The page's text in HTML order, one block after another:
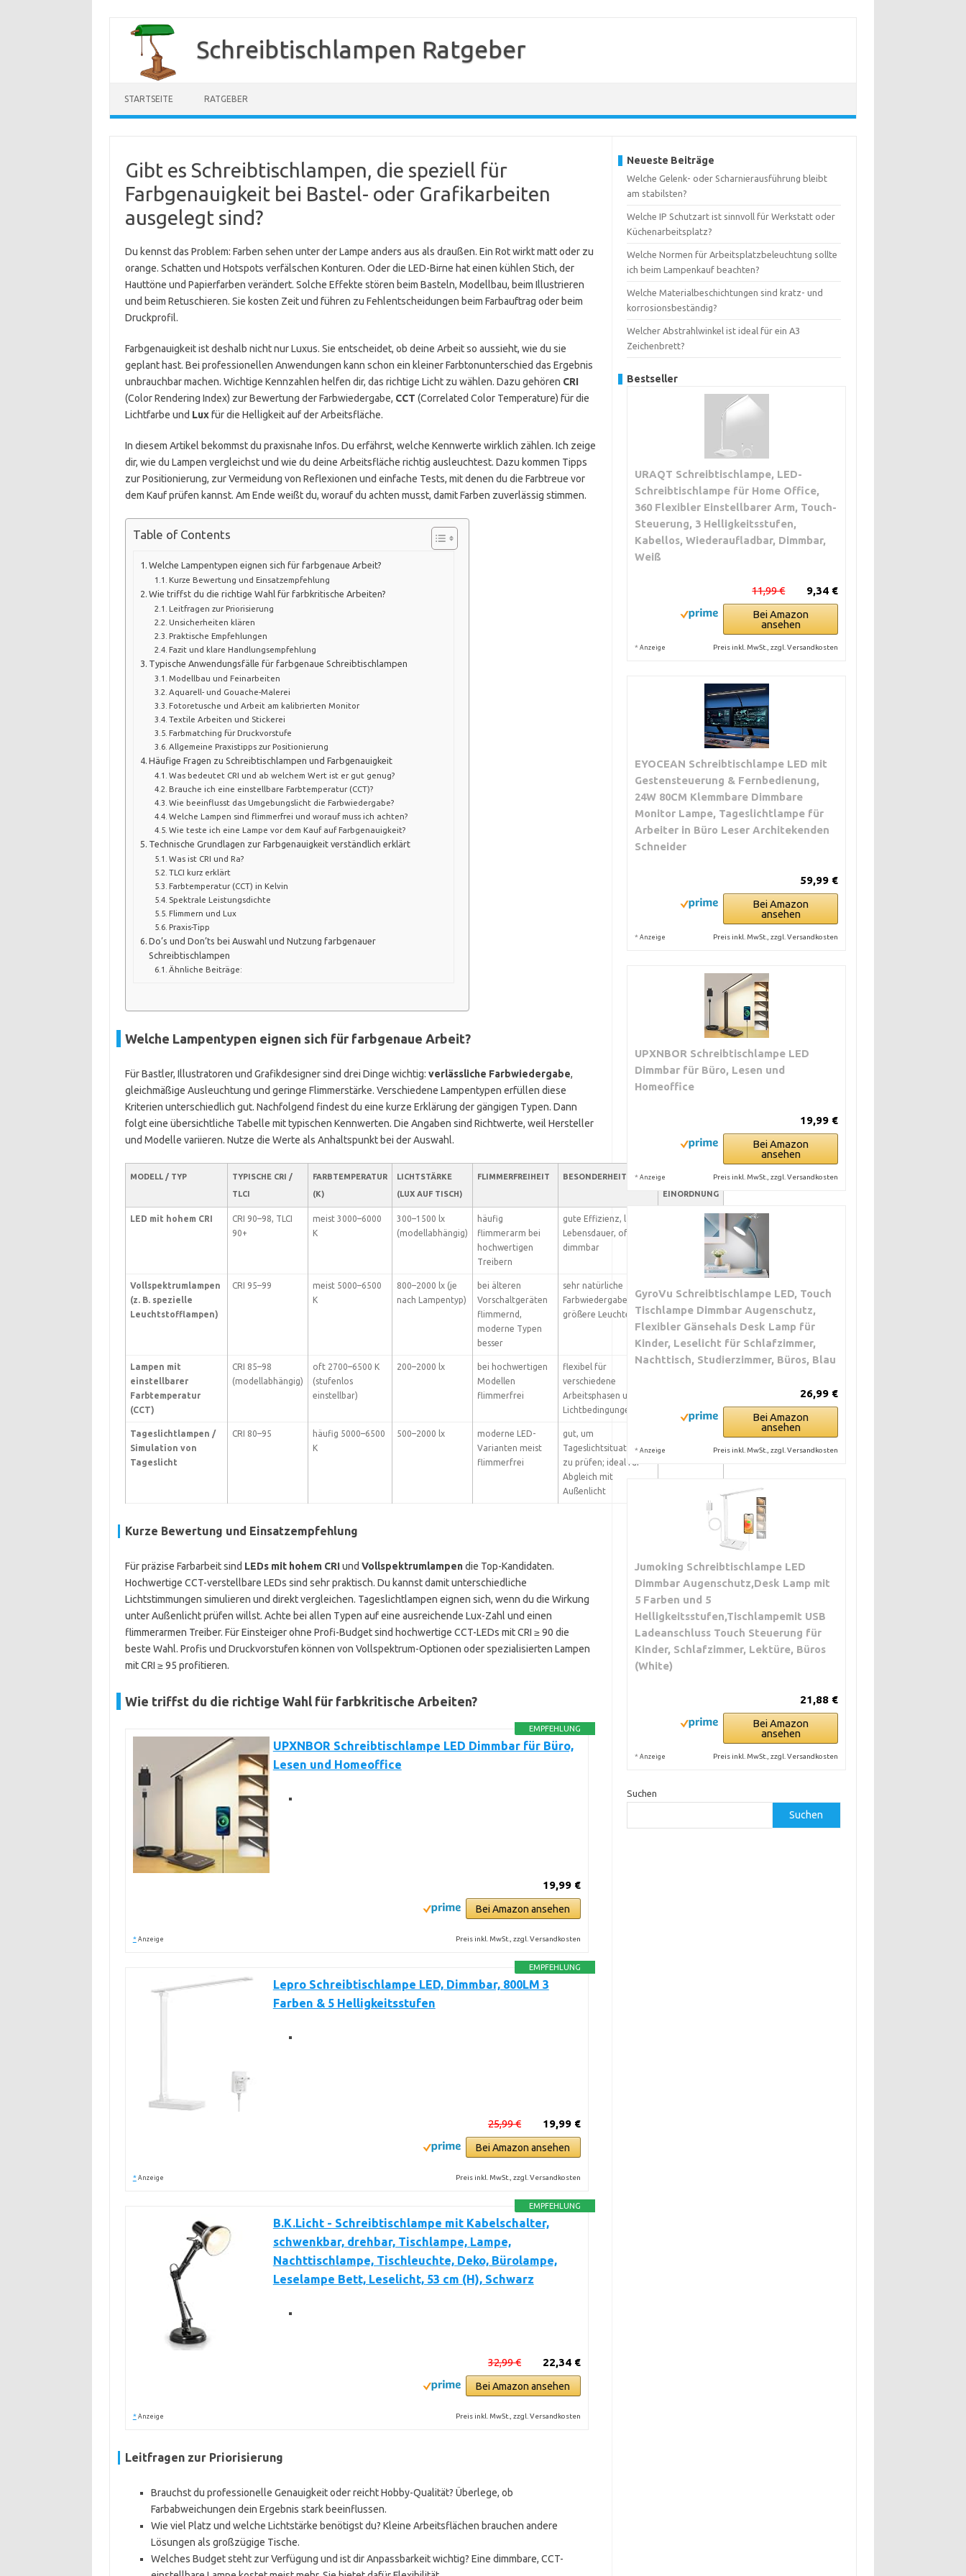
Inhalt
Schreibtischlampen Ratgeber
STARTSEITE RATGEBER
Gibt es Schreibtischlampen, die speziell für
Farbgenauigkeit bei Bastel- oder Grafikarbeiten
ausgelegt sind?
Du kennst das Problem: Farben sehen unter der Lampe anders aus als draußen. Ein Rot wirkt matt oder zu
orange. Schatten und Hotspots verfälschen Konturen. Oder die LED-Birne hat einen kühlen Stich, der
Hauttöne und Papierfarben verändert. Solche Effekte stören beim Basteln, Modellbau, beim Illustrieren
und beim Retuschieren. Sie kosten Zeit und führen zu Fehlentscheidungen beim Farbauftrag oder beim
Druckprofil.
Farbgenauigkeit ist deshalb nicht nur Luxus. Sie entscheidet, ob deine Arbeit so aussieht, wie du sie
geplant hast. Bei professionellen Anwendungen kann schon ein kleiner Farbtonunterschied das Ergebnis
unbrauchbar machen. Wichtige Kennzahlen helfen dir, das richtige Licht zu wählen. Dazu gehören CRI
(Color Rendering Index) zur Bewertung der Farbwiedergabe, CCT (Correlated Color Temperature) für die
Lichtfarbe und Luxfür die Helligkeit auf der Arbeitsfläche.
In diesem Artikel bekommst du praxisnahe Infos. Du erfährst, welche Kennwerte wirklich zählen. Ich zeige
dir, wie du Lampen vergleichst und wie du deine Arbeitsfläche richtig ausleuchtest. Dazu kommen Tipps
zur Positionierung, zur Vermeidung von Reflexionen und einfache Tests, mit denen du die Farbtreue vor
dem Kauf prüfen kannst. Am Ende weißt du, worauf du achten musst, damit Farben zuverlässig stimmen.
Table of Contents
Welche Lampentypen eignen sich für farbgenaue Arbeit?
Kurze Bewertung und Einsatzempfehlung
Wie triffst du die richtige Wahl für farbkritische Arbeiten?
Leitfragen zur Priorisierung
Unsicherheiten klären
Praktische Empfehlungen
Fazit und klare Handlungsempfehlung
Typische Anwendungsfälle für farbgenaue Schreibtischlampen
Modellbau und Feinarbeiten
Aquarell- und Gouache-Malerei
Fotoretusche und Arbeit am kalibrierten Monitor
Textile Arbeiten und Stickerei
Farbmatching für Druckvorstufe
Allgemeine Praxistipps zur Positionierung
Häufige Fragen zu Schreibtischlampen und Farbgenauigkeit
Was bedeutet CRI und ab welchem Wert ist er gut genug?
Brauche ich eine einstellbare Farbtemperatur (CCT)?
Wie beeinflusst das Umgebungslicht die Farbwiedergabe?
Welche Lampen sind flimmerfrei und worauf muss ich achten?
Wie teste ich eine Lampe vor dem Kauf auf Farbgenauigkeit?
Technische Grundlagen zur Farbgenauigkeit verständlich erklärt
Was ist CRI und Ra?
TLCI kurz erklärt
Farbtemperatur (CCT) in Kelvin
Spektrale Leistungsdichte
Flimmern und Lux
Praxis-Tipp
Do’s und Don’ts bei Auswahl und Nutzung farbgenauer
Schreibtischlampen
Ähnliche Beiträge:
Welche Lampentypen eignen sich für farbgenaue Arbeit?
Für Bastler, Illustratoren und Grafikdesigner sind drei Dinge wichtig: verlässliche Farbwiedergabe,
gleichmäßige Ausleuchtung und geringe Flimmerstärke. Verschiedene Lampentypen erfüllen diese
Kriterien unterschiedlich gut. Nachfolgend findest du eine kurze Erklärung der gängigen Typen. Dann
folgt eine übersichtliche Tabelle mit typischen Kennwerten. Die Angaben sind Richtwerte, weil Hersteller
und Modelle variieren. Nutze die Werte als Anhaltspunkt bei der Auswahl.
MODELL / TYP
TYPISCHE CRI /
TLCI
FARBTEMPERATUR
(K)
LICHTSTÄRKE
(LUX AUF TISCH)
FLIMMERFREIHEIT BESONDERHEITEN
PREISLICHE
EINORDNUNG
LED mit hohem CRI
CRI 90–98, TLCI
90+
meist 3000–6000
K
300–1500 lx
(modellabhängig)
häufig
flimmerarm bei
hochwertigen
Treibern
gute Effizienz, lange
Lebensdauer, oft
dimmbar
Vollspektrumlampen
(z. B. spezielle
Leuchtstofflampen)
CRI 95–99
meist 5000–6500
K
800–2000 lx (je
nach Lampentyp)
bei älteren
Vorschaltgeräten
flimmernd,
moderne Typen
besser
sehr natürliche
Farbwiedergabe, aber
größere Leuchten
Lampen mit
einstellbarer
Farbtemperatur
(CCT)
CRI 85–98
(modellabhängig)
oft 2700–6500 K
(stufenlos
einstellbar)
200–2000 lx
bei hochwertigen
Modellen
flimmerfrei
flexibel für
verschiedene
Arbeitsphasen und
Lichtbedingungen
mittel bis
Tageslichtlampen /
Simulation von
Tageslicht
CRI 80–95
häufig 5000–6500
K
500–2000 lx
moderne LED-
Varianten meist
flimmerfrei
gut, um
Tageslichtsituationen
zu prüfen; ideal für
Abgleich mit
Außenlicht
mittel
Kurze Bewertung und Einsatzempfehlung
Für präzise Farbarbeit sind LEDs mit hohem CRIund Vollspektrumlampendie Top-Kandidaten.
Hochwertige CCT-verstellbare LEDs sind sehr praktisch. Du kannst damit unterschiedliche
Lichtstimmungen simulieren und direkt vergleichen. Tageslichtlampen eignen sich, wenn du die Wirkung
unter Außenlicht prüfen willst. Achte bei allen Typen auf eine ausreichende Lux-Zahl und einen
flimmerarmen Treiber. Für Einsteiger ohne Profi-Budget sind hochwertige CCT-LEDs mit CRI ≥ 90 die
beste Wahl. Profis und Druckvorstufen können von Vollspektrum-Optionen oder spezialisierten Lampen
mit CRI ≥ 95 profitieren.
Wie triffst du die richtige Wahl für farbkritische Arbeiten?
EMPFEHLUNG
UPXNBOR Schreibtischlampe LED Dimmbar für Büro,
Lesen und Homeoffice
19,99 €
Bei Amazon ansehen
* Anzeige Preis inkl. MwSt., zzgl. Versandkosten
EMPFEHLUNG
Lepro Schreibtischlampe LED, Dimmbar, 800LM 3
Farben & 5 Helligkeitsstufen
19,99 €
25,99 €
Bei Amazon ansehen
* Anzeige Preis inkl. MwSt., zzgl. Versandkosten
EMPFEHLUNG
B.K.Licht - Schreibtischlampe mit Kabelschalter,
schwenkbar, drehbar, Tischlampe, Lampe,
Nachttischlampe, Tischleuchte, Deko, Bürolampe,
Leselampe Bett, Leselicht, 53 cm (H), Schwarz
22,34 €
32,99 €
Bei Amazon ansehen
* Anzeige Preis inkl. MwSt., zzgl. Versandkosten
Leitfragen zur Priorisierung
Brauchst du professionelle Genauigkeit oder reicht Hobby-Qualität? Überlege, ob
Farbabweichungen dein Ergebnis stark beeinflussen.
Wie viel Platz und welche Lichtstärke benötigst du? Kleine Arbeitsflächen brauchen andere
Lösungen als großzügige Tische.
Welches Budget steht zur Verfügung und ist dir Anpassbarkeit wichtig? Eine dimmbare, CCT-
Neueste Beiträge
Welche Gelenk- oder Scharnierausführung bleibt
am stabilsten?
Welche IP Schutzart ist sinnvoll für Werkstatt oder
Küchenarbeitsplatz?
Welche Normen für Arbeitsplatzbeleuchtung sollte
ich beim Lampenkauf beachten?
Welche Materialbeschichtungen sind kratz- und
korrosionsbeständig?
Welcher Abstrahlwinkel ist ideal für ein A3
Zeichenbrett?
Bestseller
URAQT Schreibtischlampe, LED-
Schreibtischlampe für Home Office,
360 Flexibler Einstellbarer Arm, Touch-
Steuerung, 3 Helligkeitsstufen,
Kabellos, Wiederaufladbar, Dimmbar,
Weiß
9,34 €
11,99 €
Bei Amazon
ansehen
* Anzeige Preis inkl. MwSt., zzgl. Versandkosten
EYOCEAN Schreibtischlampe LED mit
Gestensteuerung & Fernbedienung,
24W 80CM Klemmbare Dimmbare
Monitor Lampe, Tageslichtlampe für
Arbeiter in Büro Leser Architekenden
Schneider
59,99 €
Bei Amazon
ansehen
* Anzeige Preis inkl. MwSt., zzgl. Versandkosten
UPXNBOR Schreibtischlampe LED
Dimmbar für Büro, Lesen und
Homeoffice
19,99 €
Bei Amazon
ansehen
* Anzeige Preis inkl. MwSt., zzgl. Versandkosten
GyroVu Schreibtischlampe LED, Touch
Tischlampe Dimmbar Augenschutz,
Flexibler Gänsehals Desk Lamp für
Kinder, Leselicht für Schlafzimmer,
Nachttisch, Studierzimmer, Büros, Blau
26,99 €
Bei Amazon
ansehen
* Anzeige Preis inkl. MwSt., zzgl. Versandkosten
Jumoking Schreibtischlampe LED
Dimmbar Augenschutz,Desk Lamp mit
5 Farben und 5
Helligkeitsstufen,Tischlampemit USB
Ladeanschluss Touch Steuerung für
Kinder, Schlafzimmer, Lektüre, Büros
(White)
21,88 €
Bei Amazon
ansehen
* Anzeige Preis inkl. MwSt., zzgl. Versandkosten
Suchen
Suchen